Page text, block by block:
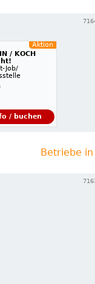
Aktion
/ KOCH
Job/
/ buchen
Betriebe